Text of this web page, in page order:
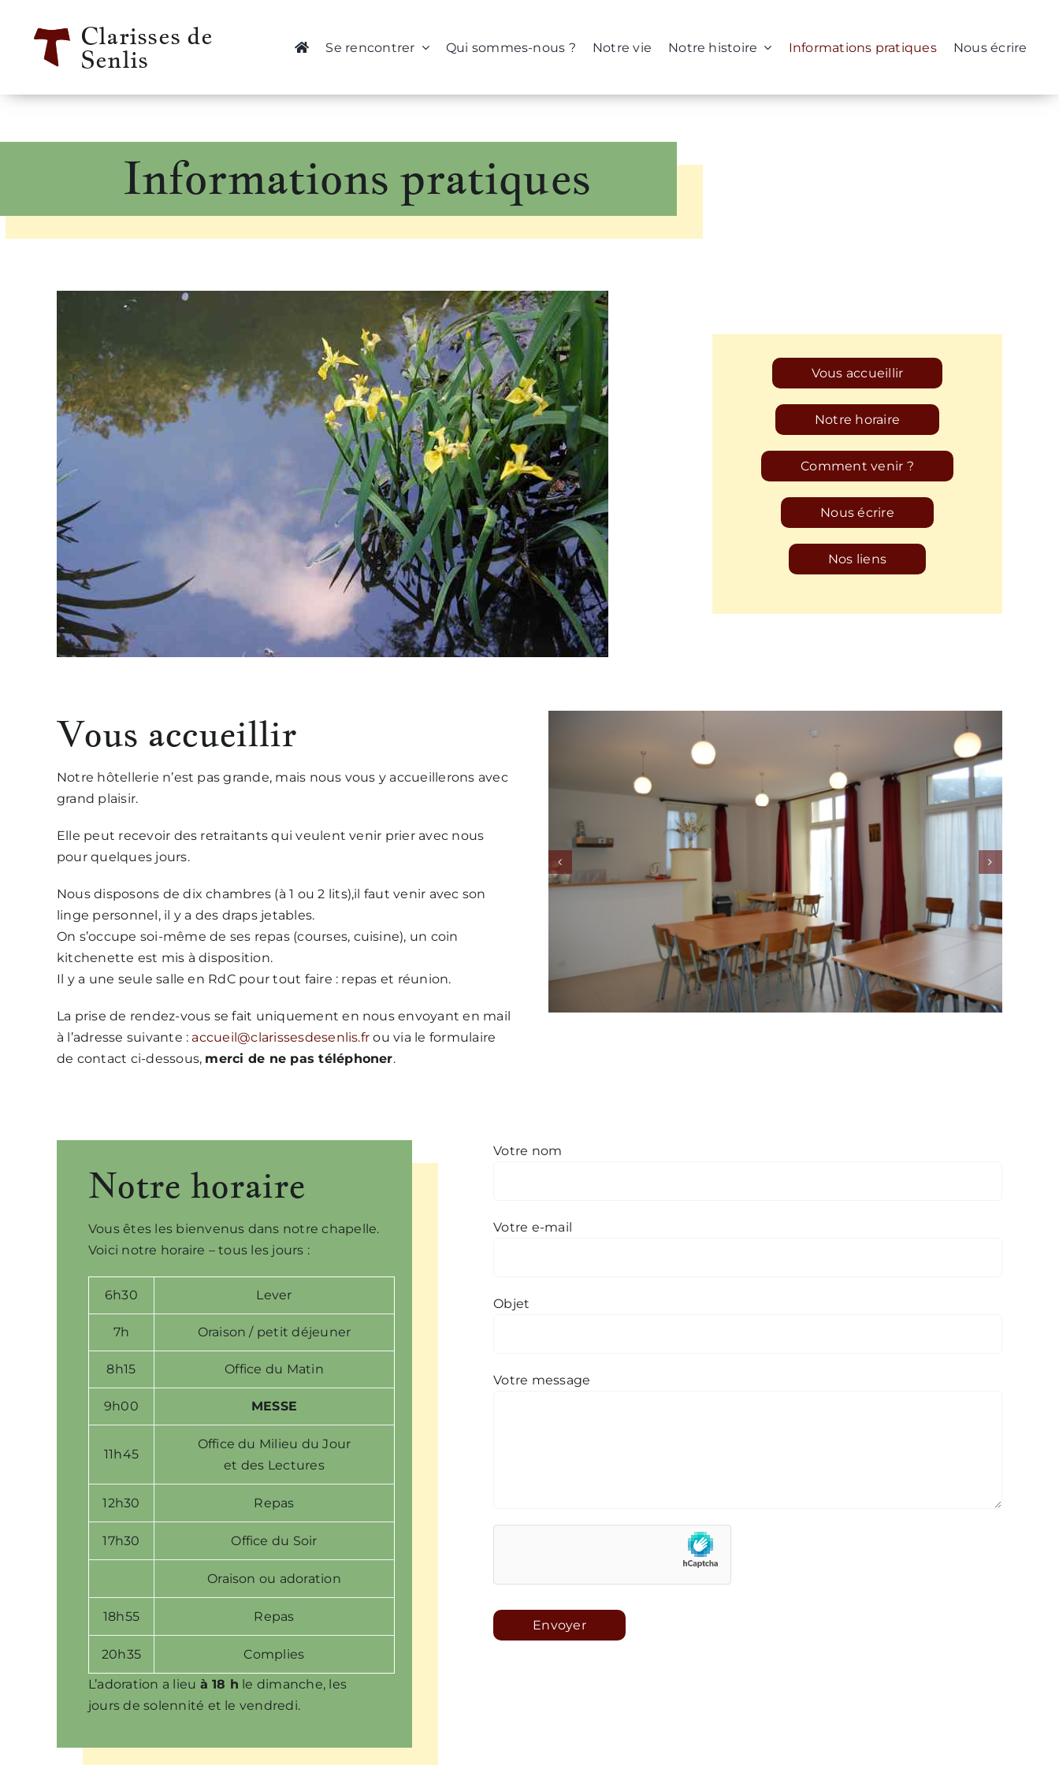
contenu
Clarisses de
Senlis Se rencontrer Qui sommes-nous ? Notre vie Notre histoire Informations pratiques Nous écrire
Informations pratiques
Vous accueillir
Notre horaire
Comment venir ?
Nous écrire
Nos liens
Vous accueillir
Notre hôtellerie n’est pas grande, mais nous vous y accueillerons avec
grand plaisir.
Elle peut recevoir des retraitants qui veulent venir prier avec nous
pour quelques jours.
Nous disposons de dix chambres (à 1 ou 2 lits),il faut venir avec son
linge personnel, il y a des draps jetables.
On s’occupe soi-même de ses repas (courses, cuisine), un coin
kitchenette est mis à disposition.
Il y a une seule salle en RdC pour tout faire : repas et réunion.
La prise de rendez-vous se fait uniquement en nous envoyant en mail
à l’adresse suivante : accueil@clarissesdesenlis.fr ou via le formulaire
de contact ci-dessous, merci de ne pas téléphoner.
Notre horaire
Vous êtes les bienvenus dans notre chapelle.
Voici notre horaire – tous les jours :
6h30 Lever
7h Oraison / petit déjeuner
8h15 Office du Matin
9h00 MESSE
11h45
Office du Milieu du Jour
et des Lectures
12h30 Repas
17h30 Office du Soir
Oraison ou adoration
18h55 Repas
20h35
Complies
L’adoration a lieu à 18 h le dimanche, les
jours de solennité et le vendredi.
Votre nom
Votre e-mail
Objet
Votre message